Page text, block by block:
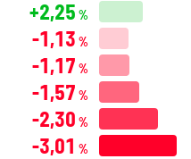
+2,25 %
-1,13 %
-1,17 %
-1,57 %
-2,30 %
-3,01 %